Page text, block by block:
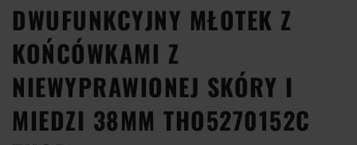
DWUFUNKCYJNY MŁOTEK Z
KOŃCÓWKAMI Z
NIEWYPRAWIONEJ SKÓRY I
MIEDZI 38MM THO5270152C